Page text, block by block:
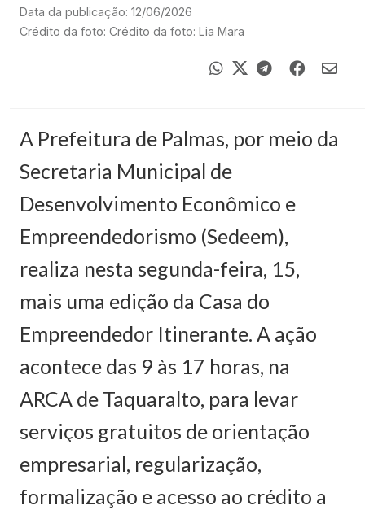
Data da publicação: 12/06/2026
Crédito da foto: Crédito da foto: Lia Mara
A Prefeitura de Palmas, por meio da
Secretaria Municipal de
Desenvolvimento Econômico e
Empreendedorismo (Sedeem),
realiza nesta segunda-feira, 15,
mais uma edição da Casa do
Empreendedor Itinerante. A ação
acontece das 9 às 17 horas, na
ARCA de Taquaralto, para levar
serviços gratuitos de orientação
empresarial, regularização,
formalização e acesso ao crédito a